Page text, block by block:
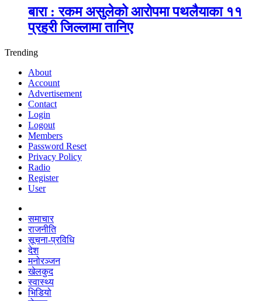
बारा : रकम असुलेको आरोपमा पथलैयाका ११
प्रहरी जिल्लामा तानिए
Trending
About
Account
Advertisement
Contact
Login
Logout
Members
Password Reset
Privacy Policy
Radio
Register
User
समाचार
राजनीति
सूचना-प्रविधि
देश
मनोरञ्जन
खेलकुद
स्वास्थ्य
भिडियो